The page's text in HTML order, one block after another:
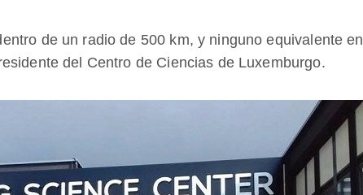
de un radio de 500 km, y ninguno equivalente en
del Centro de Ciencias de Luxemburgo.